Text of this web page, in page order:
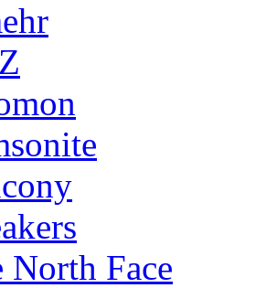
North Face